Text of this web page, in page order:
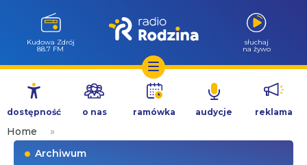
Przejdź
treści
Kudowa Zdrój
88.7 FM
słuchaj
na żywo
dostępność o nas ramówka audycje reklama
Home
»
Archiwum